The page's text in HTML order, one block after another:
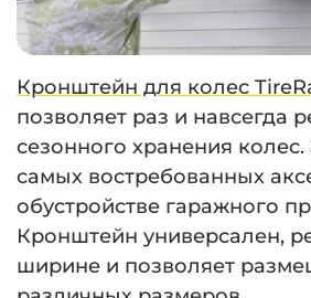
Кронштейн для колес
позволяет раз и навсегда
сезонного хранения
самых востребованных
обустройстве гаражного
Кронштейн универсален,
ширине и позволяет